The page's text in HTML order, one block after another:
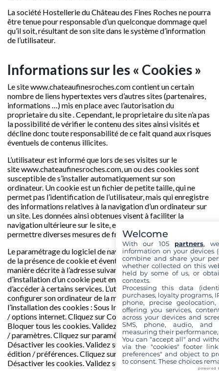
La société Hostellerie du Château des Fines Roches ne pourra
être tenue pour responsable d’un quelconque dommage quel
qu’il soit, résultant de son site dans le système d’information
de l’utilisateur.
Informations sur les « Cookies »
Le sitewww.chateaufinesroches.comcontient un certain
nombre de liens hypertextes vers d’autres sites (partenaires,
informations …) mis en place avec l’autorisation du
proprietaire du site . Cependant, le proprietaire du site n’a pas
la possibilité de vérifier le contenu des sites ainsi visités et
décline donc toute responsabilité de ce fait quand aux risques
éventuels de contenus illicites.
L’utilisateur est informé que lors de ses visites sur le
sitewww.chateaufinesroches.com, un ou des cookies sont
susceptible de s’installer automatiquement sur son
ordinateur. Un cookie est un fichier de petite taille, qui ne
permet pas l’identification de l’utilisateur, mais qui enregistre
des informations relatives à la navigation d’un ordinateur sur
un site. Les données ainsi obtenues visent à faciliter la
navigation ultérieure sur le site, et ont également vocation à
permettre diverses mesures de fréquentation.
Le paramétrage du logiciel de navigation permet d’informer
de la présence de cookie et éventuellement, de refuser de la
manière décrite à l’adresse suivante : www.cnil.frLe refus
d’installation d’un cookie peut entraîner l’impossibilité
d’accéder à certains services. L’utilisateur peut toutefois
configurer son ordinateur de la manière suivante, pour refuser
l’installation des cookies : Sous Internet Explorer : onglet outil
/ options internet. Cliquez sur Confidentialité et choisissez
Bloquer tous les cookies. Validez sur Ok. Sous Chrome : menu
/ paramètres. Cliquez sur paramètres avancés et choisissez
Désactiver les cookies. Validez sur Ok. Sous Firefox : onglet
édition / préférences. Cliquez sur Avancées et choisissez
Désactiver les cookies. Validez sur Ok.
Welcome
With our 105 partners,
information on your devices
combine and share your
whether collected on this
held by some of us, or
contexts.
Processing this data
purchases, loyalty programs,
phone, precise
offering you services,
across your devices and
SMS, phone, audio, and
measuring their
You can "accept all" and
via the "cookies" footer link
preferences" and object to
to consent. These choices
powered